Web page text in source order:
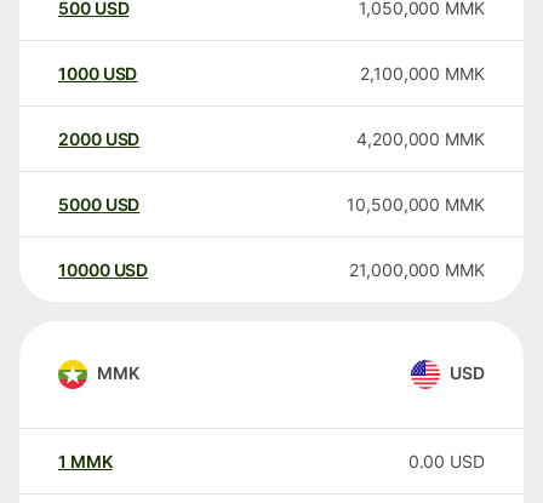
500 USD 1,050,000 MMK
1000 USD 2,100,000 MMK
2000 USD 4,200,000 MMK
5000 USD 10,500,000 MMK
10000 USD 21,000,000 MMK
MMK USD
1 MMK 0.00 USD